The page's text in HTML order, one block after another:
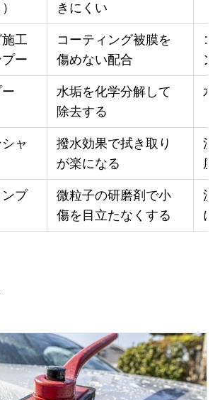
きにくい
工
ー
コーティング被膜を
傷めない配合
コ
ン
水垢を化学分解して
除去する
水
ャ
撥水効果で拭き取り
が楽になる
洗
度
プ
微粒子の研磨剤で小
傷を目立たなくする
洗
に